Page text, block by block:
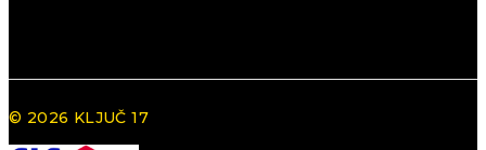
© 2026 KLJUČ 17